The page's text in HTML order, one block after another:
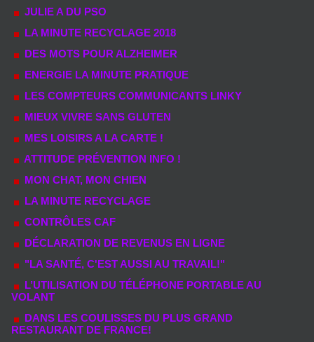
JULIE A DU PSO
LA MINUTE RECYCLAGE 2018
DES MOTS POUR ALZHEIMER
ENERGIE LA MINUTE PRATIQUE
LES COMPTEURS COMMUNICANTS LINKY
MIEUX VIVRE SANS GLUTEN
MES LOISIRS A LA CARTE !
ATTITUDE PRÉVENTION INFO !
MON CHAT, MON CHIEN
LA MINUTE RECYCLAGE
CONTRÔLES CAF
DÉCLARATION DE REVENUS EN LIGNE
"LA SANTÉ, C'EST AUSSI AU TRAVAIL!"
L’UTILISATION DU TÉLÉPHONE PORTABLE AU
VOLANT
DANS LES COULISSES DU PLUS GRAND
RESTAURANT DE FRANCE!